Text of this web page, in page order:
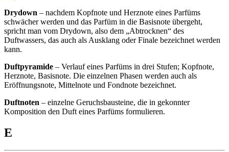
Drydown – nachdem Kopfnote und Herznote eines Parfüms
schwächer werden und das Parfüm in die Basisnote übergeht,
spricht man vom Drydown, also dem „Abtrocknen“ des
Duftwassers, das auch als Ausklang oder Finale bezeichnet werden
kann.
Duftpyramide – Verlauf eines Parfüms in drei Stufen; Kopfnote,
Herznote, Basisnote. Die einzelnen Phasen werden auch als
Eröffnungsnote, Mittelnote und Fondnote bezeichnet.
Duftnoten – einzelne Geruchsbausteine, die in gekonnter
Komposition den Duft eines Parfüms formulieren.
E